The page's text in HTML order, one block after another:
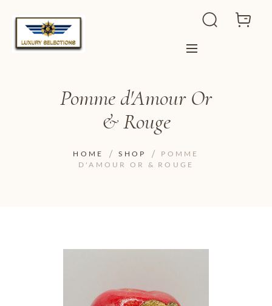
Pomme d'Amour Or
& Rouge
HOME SHOP
POMME
D'AMOUR OR & ROUGE